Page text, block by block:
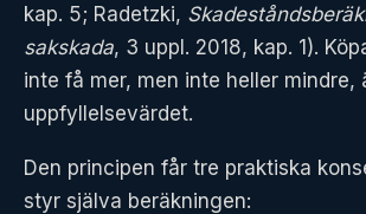
kap. 5; Radetzki,
sakskada, 3 uppl. 2018, kap. 1).
inte få mer, men inte heller mindre,
uppfyllelsevärdet.
Den principen får tre praktiska
styr själva beräkningen: